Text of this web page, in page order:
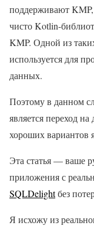
поддерживают
чисто Kotlin-
KMP. Одной из
используется для
данных.
Поэтому в данном
является переход
хороших вариантов
Эта статья — ваше
приложения с
SQLDelightбез
Я исхожу из